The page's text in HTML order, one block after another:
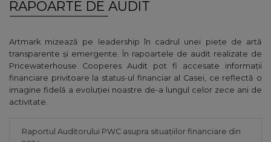
RAPOARTE DE AUDIT
Artmark mizează pe leadership în cadrul unei piețe de artă
transparente și emergente. În rapoartele de audit realizate de
Pricewaterhouse Cooperes Audit pot fi accesate informații
financiare privitoare la status-ul financiar al Casei, ce reflectă o
imagine fidelă a evoluției noastre de-a lungul celor zece ani de
activitate.
Raportul Auditorului PWC asupra situațiilor financiare din